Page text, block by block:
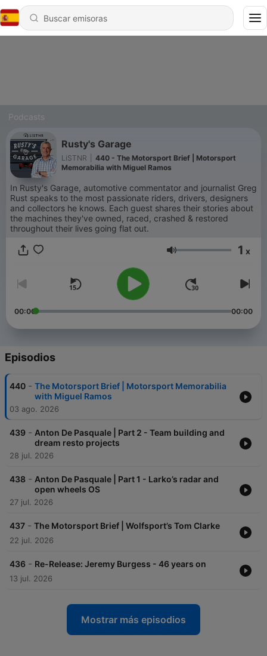
Podcasts
Rusty's Garage
LiSTNR
440 - The Motorsport Brief | Motorsport
Memorabilia with Miguel Ramos
In Rusty's Garage, automotive commentator and journalist Greg
Rust speaks to the most passionate riders, drivers, designers
and collectors he knows. Each guest shares their stories about
the machines they've owned, raced, crashed & restored
throughout their lives going flat out.
Volumen 1 x
00:00 00:00
Episodios
440 - The Motorsport Brief | Motorsport Memorabilia
with Miguel Ramos
03 ago. 2026
439 - Anton De Pasquale | Part 2 - Team building and
dream resto projects
28 jul. 2026
438 - Anton De Pasquale | Part 1 - Larko’s radar and
open wheels OS
27 jul. 2026
437 - The Motorsport Brief | Wolfsport’s Tom Clarke
22 jul. 2026
436 - Re-Release: Jeremy Burgess - 46 years on
13 jul. 2026
Mostrar más episodios